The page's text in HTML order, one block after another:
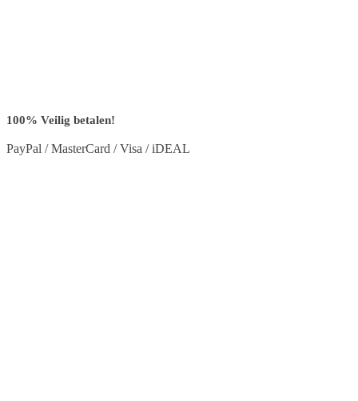
100% Veilig betalen!
PayPal / MasterCard / Visa / iDEAL